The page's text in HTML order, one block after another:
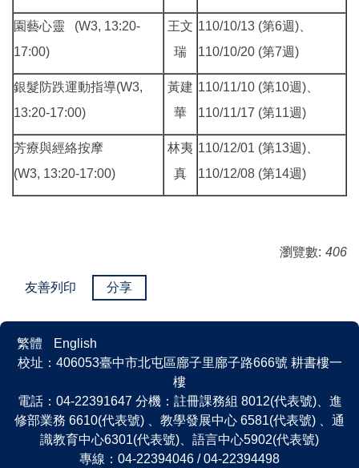
園藝心靈 (W3, 13:20-
17:00)
王文
瑞
110/10/13 (第6週)、
110/10/20 (第7週)
銀髮防跌運動指導(W3,
13:20-17:00)
黃建
華
110/11/10 (第10週)、
110/11/17 (第11週)
芳療與經絡按摩
(W3, 13:20-17:00)
林夷
真
110/12/01 (第13週)、
110/12/08 (第14週)
瀏覽數: 406
友善列印 分享
繁體
English
校址：406053臺中市北屯區廍子里廍子路666號 耕書樓一
樓
電話：04-22391647 分機：註冊課務組 8012(代表號)、進
修部業務 6610(代表號) 、教學發展中心 6581(代表號) 、通
識教育中心6301(代表號)、語言中心5902(代表號)
專線：04-22394046 / 04-22394498